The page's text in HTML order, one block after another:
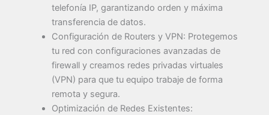
telefonía IP, garantizando orden y máxima
transferencia de datos.
Configuración de Routers y VPN: Protegemos
tu red con configuraciones avanzadas de
firewall y creamos redes privadas virtuales
(VPN) para que tu equipo trabaje de forma
remota y segura.
Optimización de Redes Existentes: